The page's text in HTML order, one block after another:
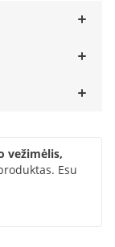
vežimėlis,
Esu